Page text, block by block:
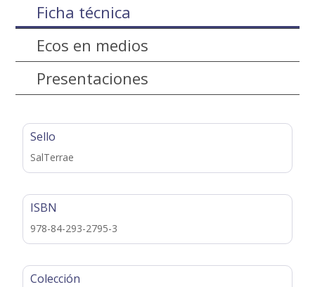
Ficha técnica
Ecos en medios
Presentaciones
Sello
SalTerrae
ISBN
978-84-293-2795-3
Colección